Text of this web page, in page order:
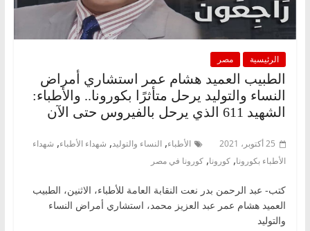
الرئيسية مصر
الطبيب العميد هشام عمر استشاري أمراض
النساء والتوليد يرحل متأثرًا بكورونا.. والأطباء:
الشهيد 611 الذي يرحل بالفيروس حتى الآن
25 أكتوبر، 2021 الأطباء, النساء والتوليد, شهداء الأطباء, شهداء
الأطباء بكورونا, كورونا, كورونا في مصر
كتب- عبد الرحمن بدر نعت النقابة العامة للأطباء، الاثنين، الطبيب
العميد هشام عمر عبد العزيز محمد، استشاري أمراض النساء
والتوليد